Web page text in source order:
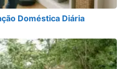
Doméstica Diária